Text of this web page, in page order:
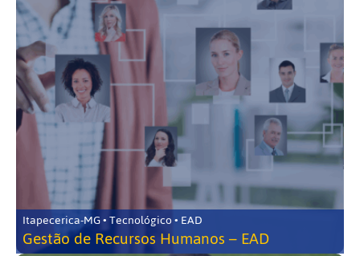
Itapecerica-MG • Tecnológico • EAD
Gestão de Recursos Humanos – EAD